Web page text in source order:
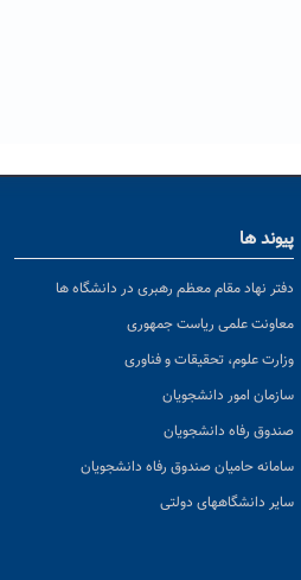
پیوند ها
دفتر نهاد مقام معظم رهبری در دانشگاه ها
معاونت علمی ریاست جمهوری
وزارت علوم، تحقیقات و فناوری
سازمان امور دانشجویان
صندوق رفاه دانشجویان
سامانه حامیان صندوق رفاه دانشجویان
سایر دانشگاههای دولتی